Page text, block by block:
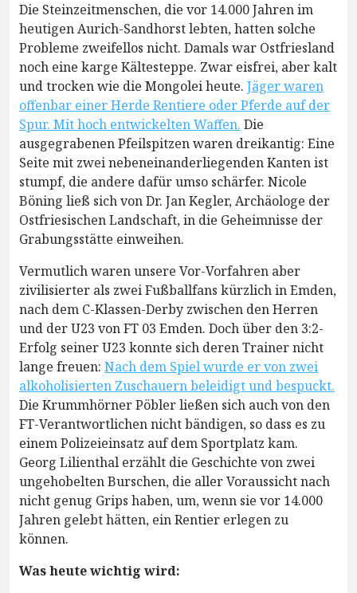
Die Steinzeitmenschen, die vor 14.000 Jahren im
heutigen Aurich-Sandhorst lebten, hatten solche
Probleme zweifellos nicht. Damals war Ostfriesland
noch eine karge Kältesteppe. Zwar eisfrei, aber kalt
und trocken wie die Mongolei heute. Jäger waren
offenbar einer Herde Rentiere oder Pferde auf der
Spur. Mit hoch entwickelten Waffen. Die
ausgegrabenen Pfeilspitzen waren dreikantig: Eine
Seite mit zwei nebeneinanderliegenden Kanten ist
stumpf, die andere dafür umso schärfer. Nicole
Böning ließ sich von Dr. Jan Kegler, Archäologe der
Ostfriesischen Landschaft, in die Geheimnisse der
Grabungsstätte einweihen.
Vermutlich waren unsere Vor-Vorfahren aber
zivilisierter als zwei Fußballfans kürzlich in Emden,
nach dem C-Klassen-Derby zwischen den Herren
und der U23 von FT 03 Emden. Doch über den 3:2-
Erfolg seiner U23 konnte sich deren Trainer nicht
lange freuen: Nach dem Spiel wurde er von zwei
alkoholisierten Zuschauern beleidigt und bespuckt.
Die Krummhörner Pöbler ließen sich auch von den
FT-Verantwortlichen nicht bändigen, so dass es zu
einem Polizeieinsatz auf dem Sportplatz kam.
Georg Lilienthal erzählt die Geschichte von zwei
ungehobelten Burschen, die aller Voraussicht nach
nicht genug Grips haben, um, wenn sie vor 14.000
Jahren gelebt hätten, ein Rentier erlegen zu
können.
Was heute wichtig wird: